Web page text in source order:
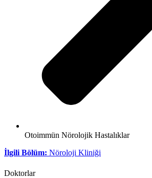
Otoimmün Nörolojik Hastalıklar
İlgili Bölüm: Nöroloji Kliniği
Doktorlar